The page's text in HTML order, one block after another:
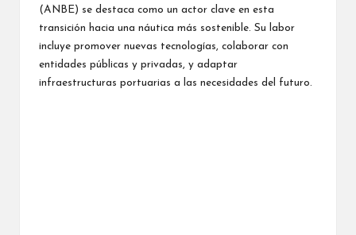
(ANBE) se destaca como un actor clave en esta
transición hacia una náutica más sostenible. Su labor
incluye promover nuevas tecnologías, colaborar con
entidades públicas y privadas, y adaptar
infraestructuras portuarias a las necesidades del futuro.